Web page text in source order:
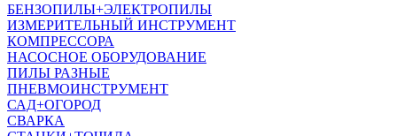
БЕНЗОПИЛЫ+ЭЛЕКТРОПИЛЫ
ИЗМЕРИТЕЛЬНЫЙ ИНСТРУМЕНТ
КОМПРЕССОРА
НАСОСНОЕ ОБОРУДОВАНИЕ
ПИЛЫ РАЗНЫЕ
ПНЕВМОИНСТРУМЕНТ
САД+ОГОРОД
СВАРКА